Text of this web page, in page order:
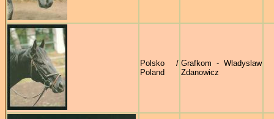
Polsko /
Poland
Grafkom - Wladyslaw
Zdanowicz